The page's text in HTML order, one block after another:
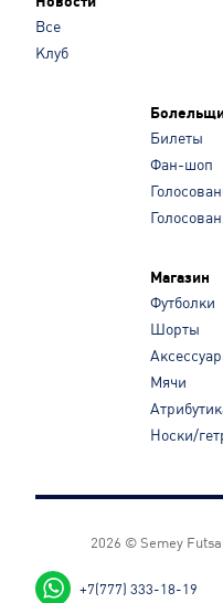
Все
Клуб
Билеты
Фан-шоп
Магазин
Футболки
Шорты
Мячи
Носки/
2026 © Semey
+7(777) 333-18-19